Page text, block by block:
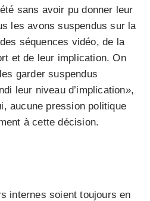
sans avoir pu donner leur
les avons suspendus sur la
séquences vidéo, de la
et de leur implication. On
garder suspendus
leur niveau d’implication»,
aucune pression politique
à cette décision.
internes soient toujours en